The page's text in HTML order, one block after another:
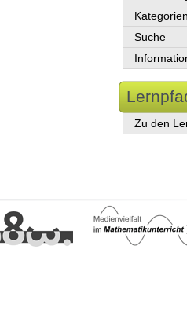
Kategorien
Suche
Zu den